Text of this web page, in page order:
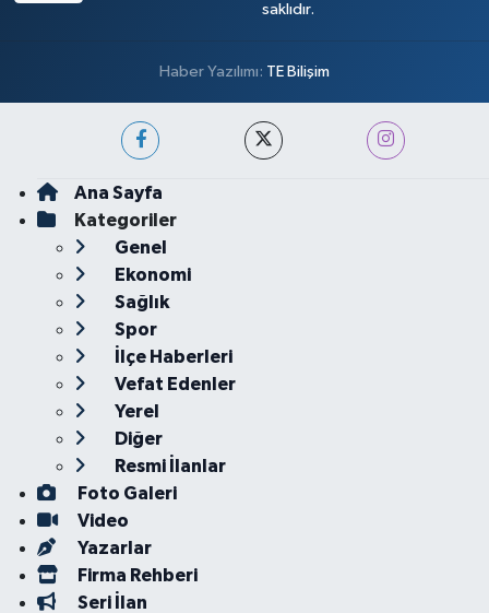
saklıdır.
Haber Yazılımı: TE Bilişim
Ana Sayfa
Kategoriler
Genel
Ekonomi
Sağlık
Spor
İlçe Haberleri
Vefat Edenler
Yerel
Diğer
Resmi İlanlar
Foto Galeri
Video
Yazarlar
Firma Rehberi
Seri İlan